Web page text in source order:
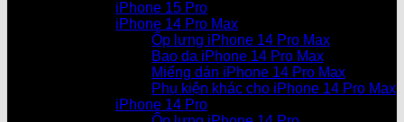
iPhone 15 Pro
iPhone 14 Pro Max
Ốp lưng iPhone 14 Pro Max
Bao da iPhone 14 Pro Max
Miếng dán iPhone 14 Pro Max
Phụ kiện khác cho iPhone 14 Pro Max
iPhone 14 Pro